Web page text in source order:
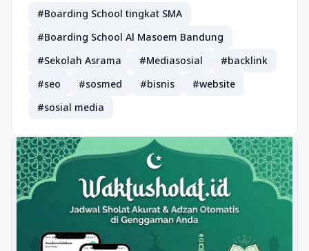
#Boarding School tingkat SMA
#Boarding School Al Masoem Bandung
#Sekolah Asrama
#Mediasosial
#backlink
#seo
#sosmed #bisnis
#website
#sosial media